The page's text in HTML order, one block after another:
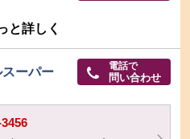
と詳しく
ーパー 電話で
問い合わせ